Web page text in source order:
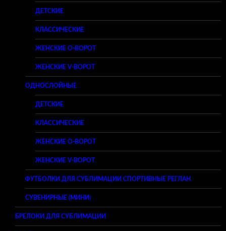
ДЕТСКИЕ
КЛАССИЧЕСКИЕ
ЖЕНСКИЕ O-ВОРОТ
ЖЕНСКИЕ V-ВОРОТ
ОДНОСЛОЙНЫЕ
ДЕТСКИЕ
КЛАССИЧЕСКИЕ
ЖЕНСКИЕ O-ВОРОТ
ЖЕНСКИЕ V-ВОРОТ
ФУТБОЛКИ ДЛЯ СУБЛИМАЦИИ СПОРТИВНЫЕ РЕГЛАН
СУВЕНИРНЫЕ (МИНИ)
БРЕЛОКИ ДЛЯ СУБЛИМАЦИИ